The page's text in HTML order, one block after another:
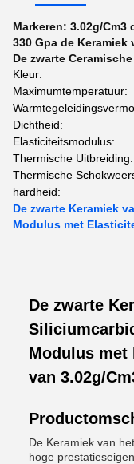
Markeren: 3.02g/Cm3
330 Gpa de
De zwarte
Kleur:
Maximumtemperatuur:
Dichtheid:
Elasticiteitsmodulus:
Thermische Uitbreiding:
Thermische
hardheid:
De zwarte Keramiek
Modulus met
De zwarte
Modulus met
van 3.02g/
De Keramiek van
hoge